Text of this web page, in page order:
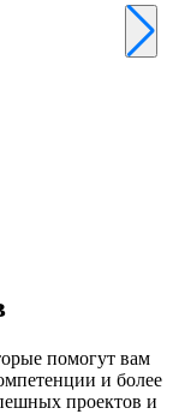
помогут вам
и более
проектов и